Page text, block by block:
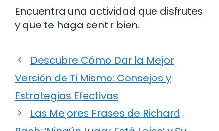
Encuentra una actividad que disfrutes
y que te haga sentir bien.
Descubre Cómo Dar la Mejor
Versión de Ti Mismo: Consejos y
Estrategias Efectivas
Las Mejores Frases de Richard